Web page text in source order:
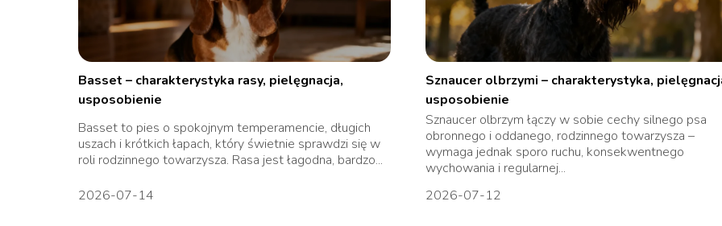
Basset – charakterystyka rasy, pielęgnacja,
usposobienie
Basset to pies o spokojnym temperamencie, długich
uszach i krótkich łapach, który świetnie sprawdzi się w
roli rodzinnego towarzysza. Rasa jest łagodna, bardzo...
2026-07-14
Sznaucer olbrzymi – charakterystyka,
usposobienie
Sznaucer olbrzym łączy w sobie cechy silnego psa
obronnego i oddanego, rodzinnego towarzysza –
wymaga jednak sporo ruchu, konsekwentnego
wychowania i regularnej...
2026-07-12